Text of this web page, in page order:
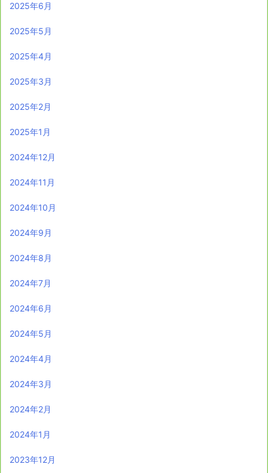
2025年6月
2025年5月
2025年4月
2025年3月
2025年2月
2025年1月
2024年12月
2024年11月
2024年10月
2024年9月
2024年8月
2024年7月
2024年6月
2024年5月
2024年4月
2024年3月
2024年2月
2024年1月
2023年12月